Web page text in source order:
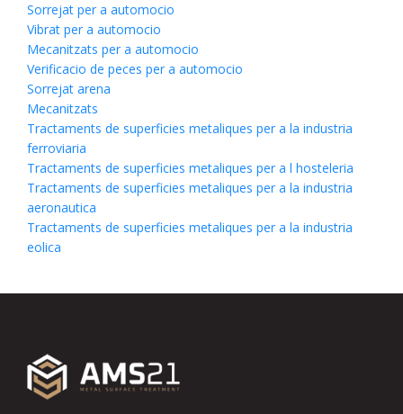
Sorrejat per a automocio
Vibrat per a automocio
Mecanitzats per a automocio
Verificacio de peces per a automocio
Sorrejat arena
Mecanitzats
Tractaments de superficies metaliques per a la industria
ferroviaria
Tractaments de superficies metaliques per a l hosteleria
Tractaments de superficies metaliques per a la industria
aeronautica
Tractaments de superficies metaliques per a la industria
eolica